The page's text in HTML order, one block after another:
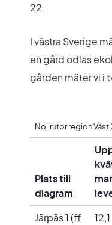
22.
I västra Sverige
en gård odlas
gården mäter vi i
Nollrutor region Väst
Plats till
diagram
Järpås 1 (ff
12,1